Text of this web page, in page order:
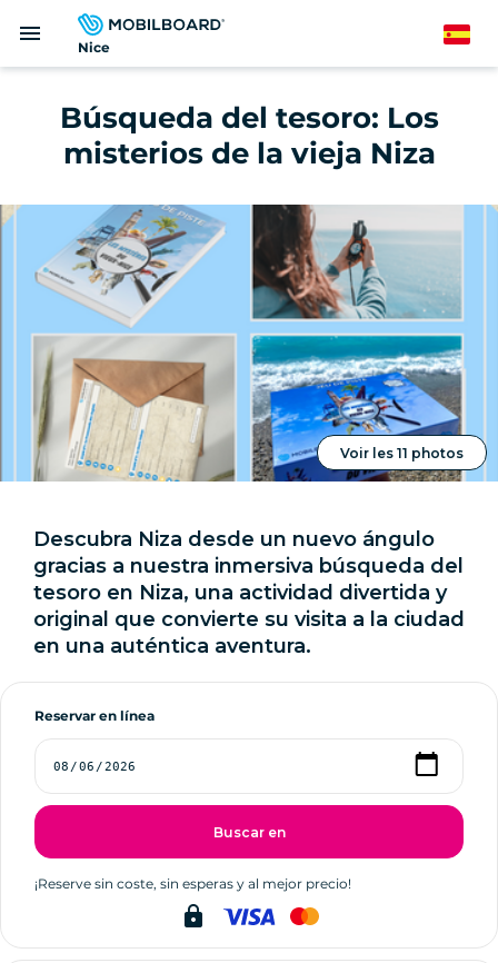
Nice
menu Spanish
Búsqueda del tesoro: Los
misterios de la vieja Niza
Voir les 11 photos
Descubra Niza desde un nuevo ángulo
gracias a nuestra inmersiva búsqueda del
tesoro en Niza, una actividad divertida y
original que convierte su visita a la ciudad
en una auténtica aventura.
Reservar en línea
Buscar en
¡Reserve sin coste, sin esperas y al mejor precio!
lock